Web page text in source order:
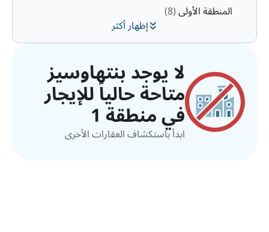
إظهار أكثر
المنطقة الأولى(8)
لا يوجد بنتهاوسيز
متاحة حالياً للإيجار
في منطقة 1
ابدأ باستكشاف العقارات الأخرى